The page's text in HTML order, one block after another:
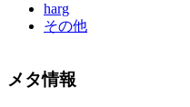
harg
その他
メタ情報